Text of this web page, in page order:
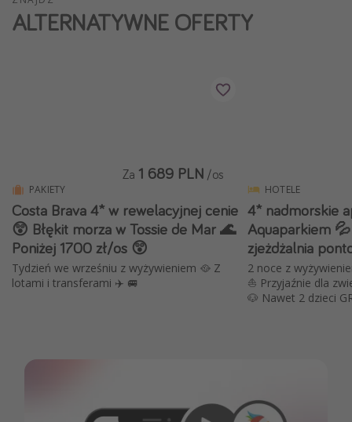
Weekend dla dwojga
Więcej tematów
Newsy, ciekawostki, porady podróżnicze
Najlepsze aplikacje podróżnicze
ALTERNATYWNE OFERTY
PAKIETY
Costa Brava 4* w rewelacyjnej cenie
😲 Błękit morza w Tossie de Mar 🌊
Poniżej 1700 zł/os 😲
Tydzień we wrześniu z wyżywieniem 🥘 Z
lotami i transferami ✈️ 🚐
Za 1 689 PLN /os
HOTELE
4* nadmorskie
Aquaparkiem
zjeżdżalnia
2 noce z
⛵️ Przyjaźnie dla
🐶 Nawet 2 dzieci